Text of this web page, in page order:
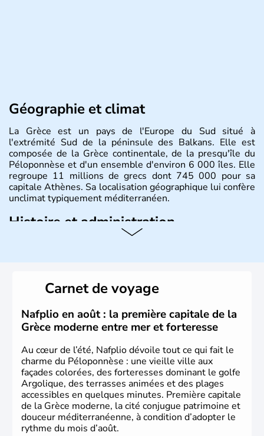
Géographie et climat
La Grèce est un pays de l'Europe du Sud situé à
l'extrémité Sud de la péninsule des Balkans. Elle est
composée de la Grèce continentale, de la presqu'île du
Péloponnèse et d'un ensemble d'environ 6 000 îles. Elle
regroupe 11 millions de grecs dont 745 000 pour sa
capitale Athènes. Sa localisation géographique lui confère
unclimat typiquement méditerranéen.
Histoire et administration
l'invention des Jeux Olympiques en 776 avant J.C. Le 25
mars 1820 sonne le début de la Guerre d'indépendance,
aujourd'hui date de la fête nationale grecque. La Grèce
est définitivement reconnue comme état indépendant à
partir de 1830.
Carnet de voyage
Nafplio en août : la première capitale de la
Grèce moderne entre mer et forteresse
Au cœur de l’été, Nafplio dévoile tout ce qui fait le
charme du Péloponnèse : une vieille ville aux
façades colorées, des forteresses dominant le golfe
Argolique, des terrasses animées et des plages
accessibles en quelques minutes. Première capitale
de la Grèce moderne, la cité conjugue patrimoine et
douceur méditerranéenne, à condition d’adopter le
rythme du mois d’août.